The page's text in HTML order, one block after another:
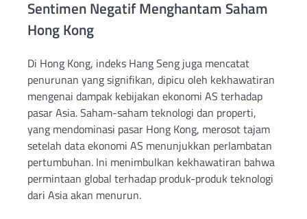
Sentimen Negatif Menghantam Saham
Hong Kong
Di Hong Kong, indeks Hang Seng juga mencatat
penurunan yang signifikan, dipicu oleh kekhawatiran
mengenai dampak kebijakan ekonomi AS terhadap
pasar Asia. Saham-saham teknologi dan properti,
yang mendominasi pasar Hong Kong, merosot tajam
setelah data ekonomi AS menunjukkan perlambatan
pertumbuhan. Ini menimbulkan kekhawatiran bahwa
permintaan global terhadap produk-produk teknologi
dari Asia akan menurun.